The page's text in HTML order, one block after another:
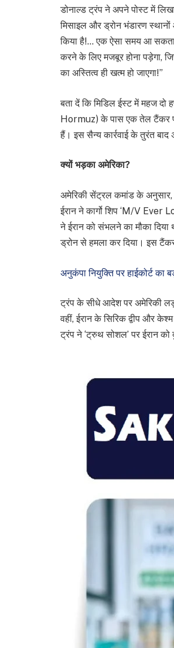
डोनाल्ड ट्रंप ने अपने पोस्ट में
मिसाइल और ड्रोन भंडारण
किया है!… एक ऐसा समय आ सकता
करने के लिए मजबूर होना पड़ेगा,
का अस्तित्व ही खत्म हो जाएगा!”
बता दें कि मिडिल ईस्ट में महज
Hormuz) के पास एक तेल टैंकर पर
हैं। इस सैन्य कार्रवाई के तुरंत बाद
क्यों भड़का अमेरिका?
अमेरिकी सेंट्रल कमांड के अनुसार,
ईरान ने कार्गो शिप ‘M/V Ever
ने ईरान को संभलने का मौका
ड्रोन से हमला कर दिया। इस
अनुकंपा नियुक्ति पर हाईकोर्ट
ट्रंप के सीधे आदेश पर अमेरिकी
वहीं, ईरान के सिरिक द्वीप और
ट्रंप ने ‘ट्रुथ सोशल’ पर ईरान